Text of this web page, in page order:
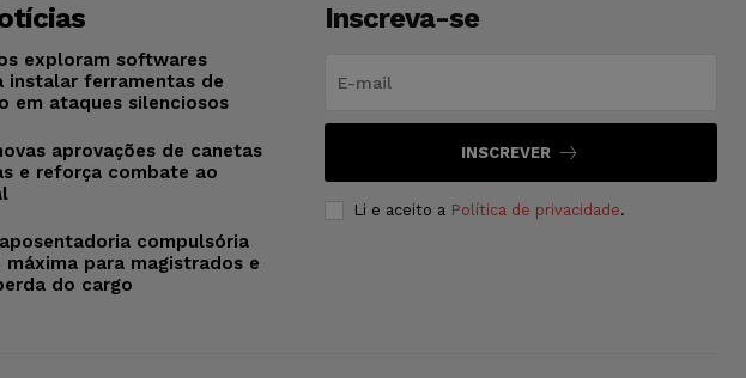
exploram softwares
instalar ferramentas de
em ataques silenciosos
aprovações de canetas
e reforça combate ao
compulsória
máxima para magistrados e
do cargo
Inscreva-se
INSCREVER
Li e aceito a Política de privacidade.